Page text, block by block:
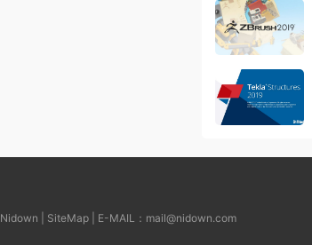
Nidown SiteMap| E-MAIL： mail@nidown.com